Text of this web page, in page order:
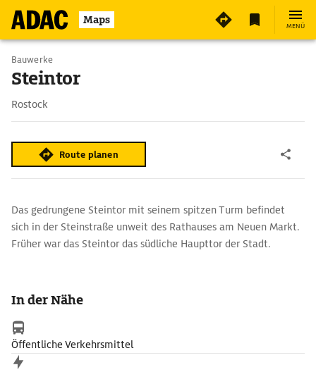
Maps MENÜ
Bauwerke
Steintor
Rostock
Route planen
Das gedrungene Steintor mit seinem spitzen Turm befindet
sich in der Steinstraße unweit des Rathauses am Neuen Markt.
Früher war das Steintor das südliche Haupttor der Stadt.
In der Nähe
Öffentliche Verkehrsmittel